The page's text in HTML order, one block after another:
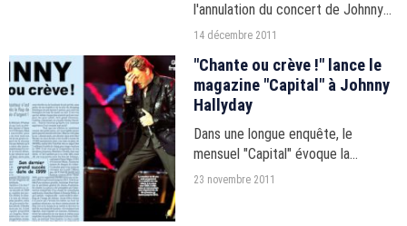
l'annulation du concert de Johnny
alors que ce dernier est accusé
homophobes sur Canal+. L'artiste a
finalement présenté ses excuses.
14 décembre 2011
"Chante ou crève !" lance le
magazine "Capital" à Johnny
Hallyday
Dans une longue enquête, le
mensuel "Capital" évoque la
situation financière délicate de
23 novembre 2011